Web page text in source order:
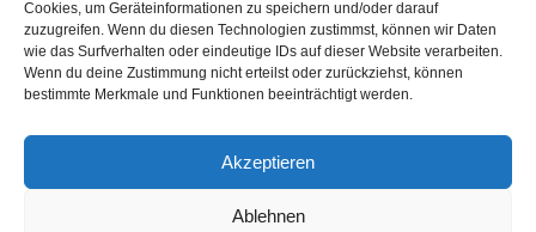
Cookies, um Geräteinformationen zu speichern und/oder darauf
zuzugreifen. Wenn du diesen Technologien zustimmst, können wir Daten
wie das Surfverhalten oder eindeutige IDs auf dieser Website verarbeiten.
Wenn du deine Zustimmung nicht erteilst oder zurückziehst, können
bestimmte Merkmale und Funktionen beeinträchtigt werden.
Akzeptieren
Ablehnen
Abiturienten bei der Berufsorientierung zu begleiten!
Cornelia Biesenthal zuWarum ich es liebe,
Warum ich es liebe, Abiturienten bei der